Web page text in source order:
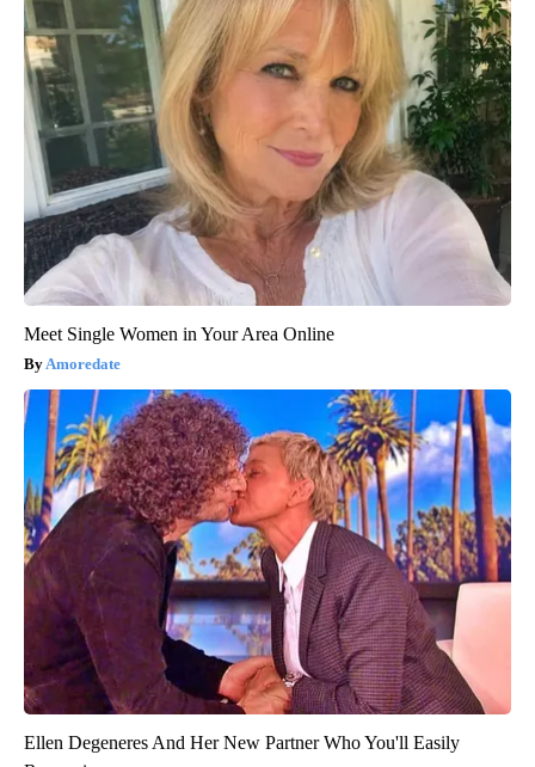
Meet Single Women in Your Area Online
Amoredate
Ellen Degeneres And Her New Partner Who You'll Easily